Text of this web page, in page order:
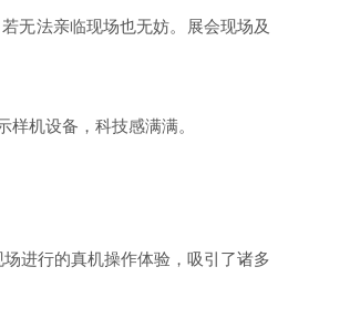
无法亲临现场也无妨。展会现场及
机设备，科技感满满。
进行的真机操作体验，吸引了诸多